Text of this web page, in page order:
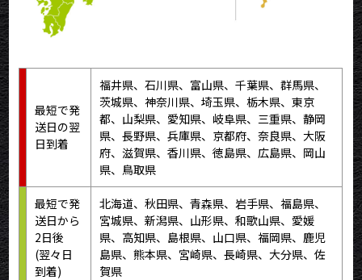
最短で発
送日の翌
日到着
福井県、石川県、富山県、千葉県、群馬県、
茨城県、神奈川県、埼玉県、栃木県、東京
都、山梨県、愛知県、岐阜県、三重県、静岡
県、長野県、兵庫県、京都府、奈良県、大阪
府、滋賀県、香川県、徳島県、広島県、岡山
県、鳥取県
最短で発
送日から
2日後
(翌々日
到着)
北海道、秋田県、青森県、岩手県、福島県、
宮城県、新潟県、山形県、和歌山県、愛媛
県、高知県、島根県、山口県、福岡県、鹿児
島県、熊本県、宮崎県、長崎県、大分県、佐
賀県